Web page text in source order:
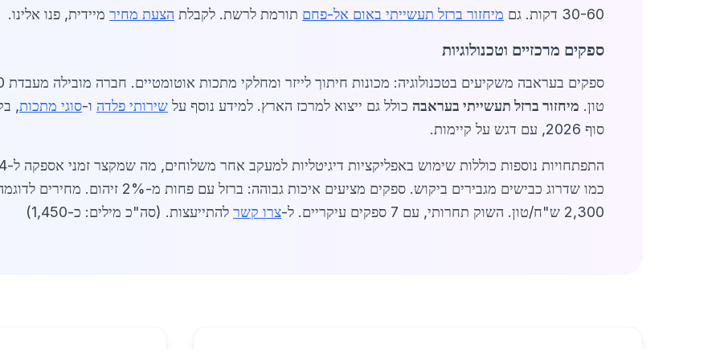
30-60 דקות. גם
מיחזור ברזל תעשייתי באום אל-פחם תורמת לרשת. לקבלת הצעת מחיר מיידית, פנו אלינו.
ספקים מרכזיים וטכנולוגיות
טון. מיחזור ברזל תעשייתי בעראבה כולל גם ייצוא למרכז הארץ. למידע נוסף על שירותי פלדה ו-סוגי מתכות
סוף 2026, עם דגש על קיימות.
2,300 ש"ח/טון. השוק תחרותי, עם 7 ספקים עיקריים. ל-
צרו קשר להתייעצות. (סה"כ מילים: כ-1,450)